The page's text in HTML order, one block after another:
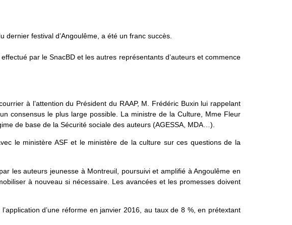
festival d’Angoulême, a été un franc succès.
par le SnacBD et les autres représentants d’auteurs et commence
à l’attention du Président du RAAP, M. Frédéric Buxin lui rappelant
consensus le plus large possible. La ministre de la Culture, Mme Fleur
de base de la Sécurité sociale des auteurs (AGESSA, MDA…).
le ministère ASF et le ministère de la culture sur ces questions de la
les auteurs jeunesse à Montreuil, poursuivi et amplifié à Angoulême en
à nouveau si nécessaire. Les avancées et les promesses doivent
d’une réforme en janvier 2016, au taux de 8 %, en prétextant